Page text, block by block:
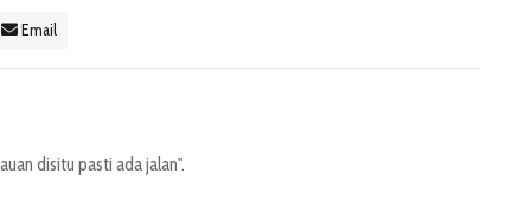
Email
disitu pasti ada jalan".